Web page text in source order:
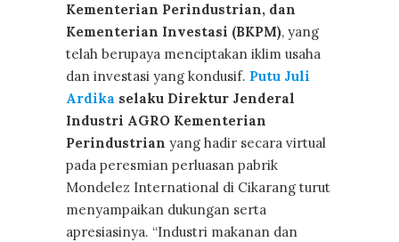
Kementerian Perindustrian, dan
Kementerian Investasi (BKPM), yang
telah berupaya menciptakan iklim usaha
dan investasi yang kondusif. Putu Juli
Ardika selaku Direktur Jenderal
Industri AGRO Kementerian
Perindustrian yang hadir secara virtual
pada peresmian perluasan pabrik
Mondelez International di Cikarang turut
menyampaikan dukungan serta
apresiasinya. “Industri makanan dan